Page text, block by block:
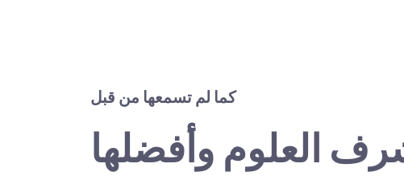
كما لم تسمعها من قبل
العلوم وأفضلها